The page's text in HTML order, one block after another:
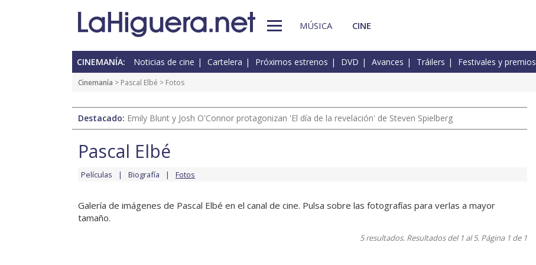
MÚSICA CINE
CINEMANÍA: Noticias de cine Cartelera Próximos estrenos DVD Avances Tráilers Festivales y premios
Cinemanía > Pascal Elbé > Fotos
Destacado: Emily Blunt y Josh O'Connor protagonizan 'El día de la revelación' de Steven Spielberg
Pascal Elbé
Películas Biografía Fotos
Galería de imágenes de Pascal Elbé en el canal de cine. Pulsa sobre las fotografías para verlas a mayor
tamaño.
5 resultados. Resultados del 1 al 5. Página 1 de 1